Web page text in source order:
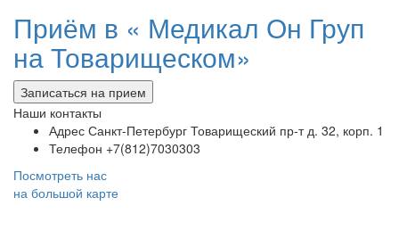
Приём в « Медикал Он Груп
на Товарищеском»
Записаться на прием
Наши контакты
Адрес Санкт-Петербург Товарищеский пр-т д. 32, корп. 1
Телефон +7(812)7030303
Посмотреть нас
на большой карте